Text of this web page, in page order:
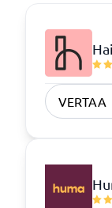
VERTAA